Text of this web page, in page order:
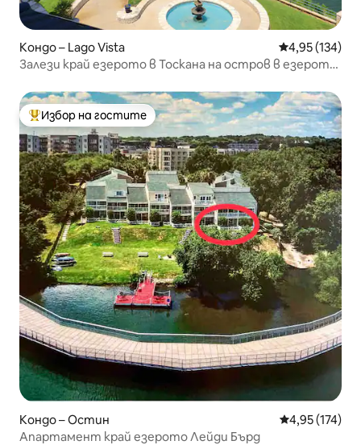
Кондо – Lago Vista Средна
4,95 (134)
Залези край езерото в Тоскана на остров в езерото
Най-популярен избор на гостите
Избор на гостите
Кондо – Остин Средна
4,95 (174)
Апартамент край езерото Лейди Бърд